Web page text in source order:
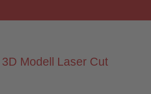
Modell Laser Cut